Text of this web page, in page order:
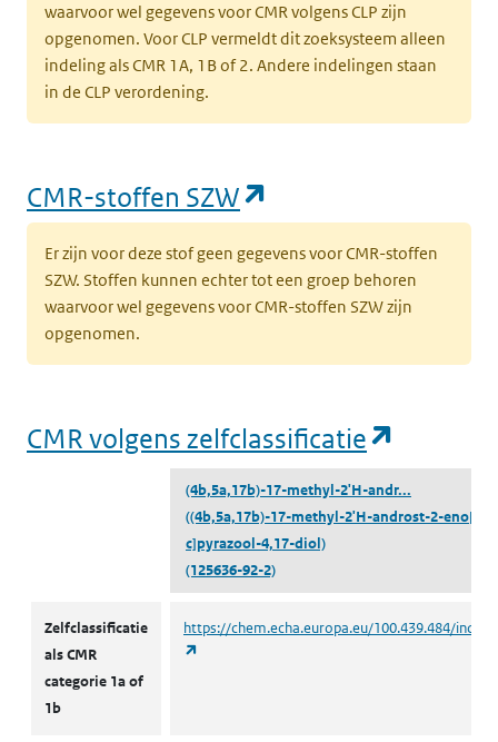
waarvoor wel gegevens voor CMR volgens CLP zijn
opgenomen. Voor CLP vermeldt dit zoeksysteem alleen
indeling als CMR 1A, 1B of 2. Andere indelingen staan
in de CLP verordening.
CMR-stoffen SZW
Er zijn voor deze stof geen gegevens voor CMR-stoffen
SZW. Stoffen kunnen echter tot een groep behoren
waarvoor wel gegevens voor CMR-stoffen SZW zijn
opgenomen.
CMR volgens zelfclassificatie
(4b,5a,17b)-17-methyl-2'H-andr...
((4b,5a,17b)-17-methyl-2'H-androst-2-eno[3,2-
c]pyrazool-4,17-diol)
(125636-92-2)
Zelfclassificatie
als CMR
categorie 1a of
1b
https://chem.echa.europa.eu/100.439.484/